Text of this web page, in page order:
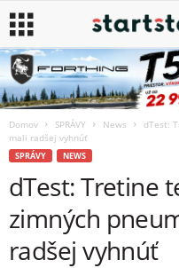
Domov SPRÁVY News
dTest:
mali radšej vyhnúť
SPRÁVY NEWS
dTest: Tretine
zimných
radšej vyhnúť